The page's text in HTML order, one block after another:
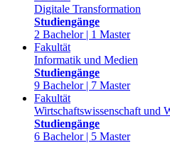
Digitale Transformation
Studiengänge
2 Bachelor | 1 Master
Fakultät
Informatik und Medien
Studiengänge
9 Bachelor | 7 Master
Fakultät
Wirtschaftswissenschaft und
Studiengänge
6 Bachelor | 5 Master